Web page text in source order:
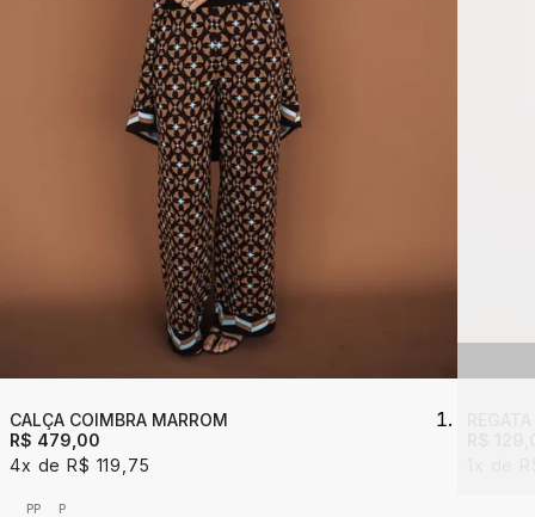
CALÇA COIMBRA MARROM
R$ 479,00
4x
R$ 119,75
PP P